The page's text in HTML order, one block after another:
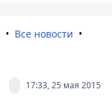
Все новости
17:33, 25 мая 2015